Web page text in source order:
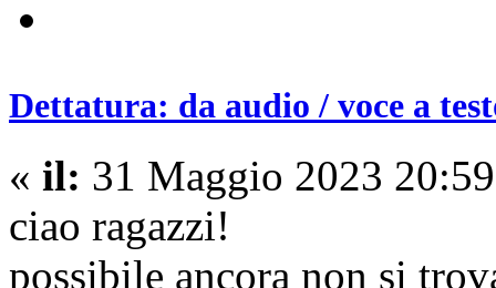
Dettatura: da audio / voce a
« il: 31 Maggio 2023
ciao ragazzi!
possibile ancora non si